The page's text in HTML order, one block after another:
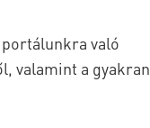
való
valamint a gyakran